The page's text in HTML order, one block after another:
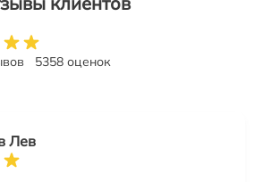
5358 оценок
Лев